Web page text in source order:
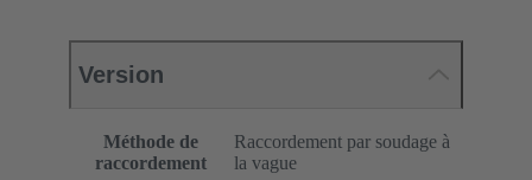
Version
Méthode de
raccordement
Raccordement par soudage à
la vague